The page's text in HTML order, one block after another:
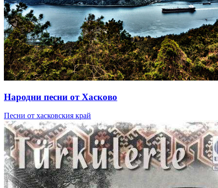
Народни песни от Хасково
Песни от хасковския край